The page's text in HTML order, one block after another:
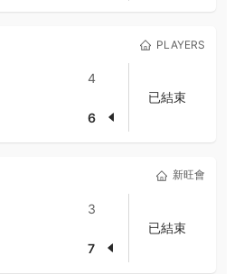
PLAYERS
4
6
已結束
新旺會
3
7
已結束